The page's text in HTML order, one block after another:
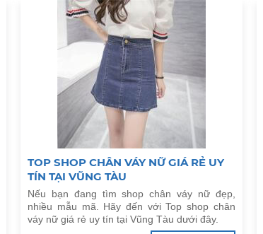
TOP SHOP CHÂN VÁY NỮ GIÁ RẺ UY
TÍN TẠI VŨNG TÀU
Nếu bạn đang tìm shop chân váy nữ đẹp,
nhiều mẫu mã. Hãy đến với Top shop chân
váy nữ giá rẻ uy tín tại Vũng Tàu dưới đây.